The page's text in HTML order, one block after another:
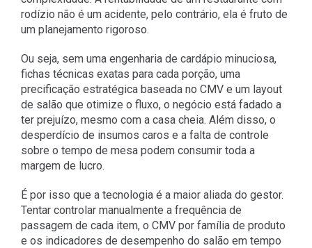
rodízio não é um acidente, pelo contrário, ela é fruto de
um planejamento rigoroso.
Ou seja, sem uma engenharia de cardápio minuciosa,
fichas técnicas exatas para cada porção, uma
precificação estratégica baseada no CMV e um layout
de salão que otimize o fluxo, o negócio está fadado a
ter prejuízo, mesmo com a casa cheia. Além disso, o
desperdício de insumos caros e a falta de controle
sobre o tempo de mesa podem consumir toda a
margem de lucro.
É por isso que a tecnologia é a maior aliada do gestor.
Tentar controlar manualmente a frequência de
passagem de cada item, o CMV por família de produto
e os indicadores de desempenho do salão em tempo